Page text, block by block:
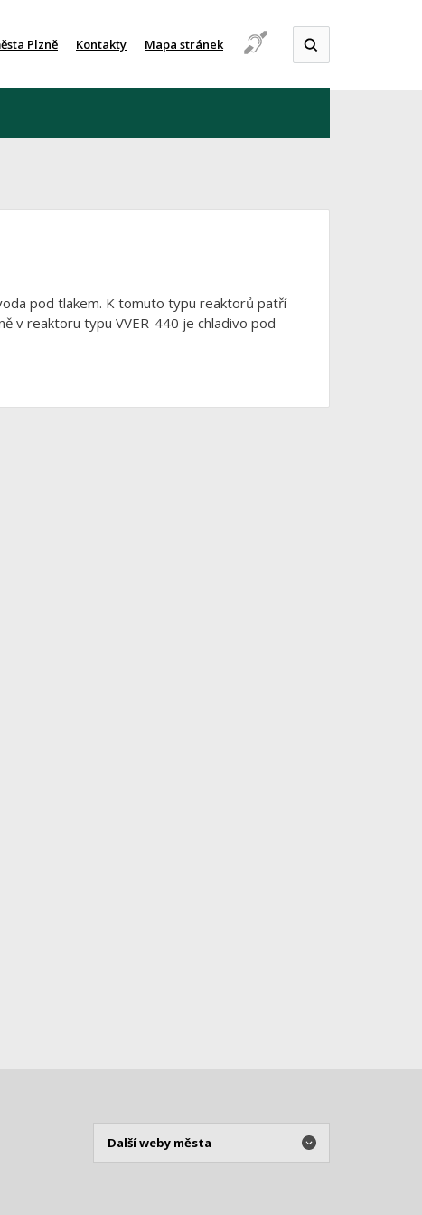
Plzně Kontakty Mapa stránek
pod tlakem. K tomuto typu reaktorů patří
v reaktoru typu VVER-440 je chladivo pod